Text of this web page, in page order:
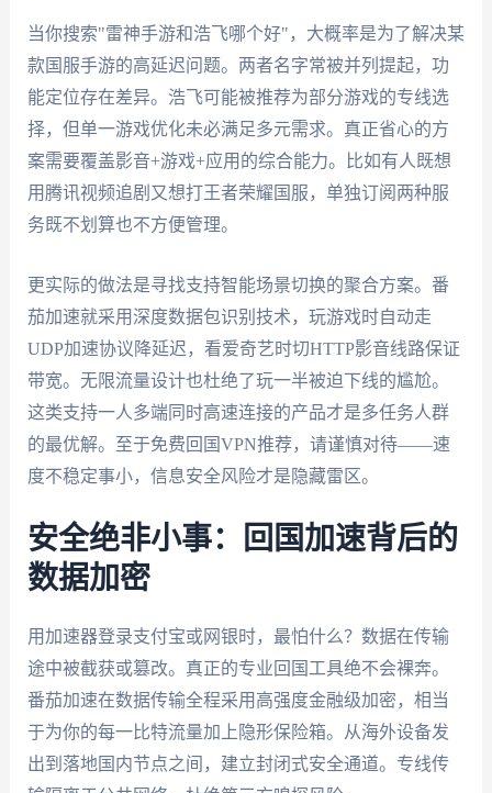
当你搜索"雷神手游和浩飞哪个好"，大概率是为了解决某
款国服手游的高延迟问题。两者名字常被并列提起，功
能定位存在差异。浩飞可能被推荐为部分游戏的专线选
择，但单一游戏优化未必满足多元需求。真正省心的方
案需要覆盖影音+游戏+应用的综合能力。比如有人既想
用腾讯视频追剧又想打王者荣耀国服，单独订阅两种服
务既不划算也不方便管理。
更实际的做法是寻找支持智能场景切换的聚合方案。番
茄加速就采用深度数据包识别技术，玩游戏时自动走
UDP加速协议降延迟，看爱奇艺时切HTTP影音线路保证
带宽。无限流量设计也杜绝了玩一半被迫下线的尴尬。
这类支持一人多端同时高速连接的产品才是多任务人群
的最优解。至于免费回国VPN推荐，请谨慎对待——速
度不稳定事小，信息安全风险才是隐藏雷区。
安全绝非小事：回国加速背后的
数据加密
用加速器登录支付宝或网银时，最怕什么？数据在传输
途中被截获或篡改。真正的专业回国工具绝不会裸奔。
番茄加速在数据传输全程采用高强度金融级加密，相当
于为你的每一比特流量加上隐形保险箱。从海外设备发
出到落地国内节点之间，建立封闭式安全通道。专线传